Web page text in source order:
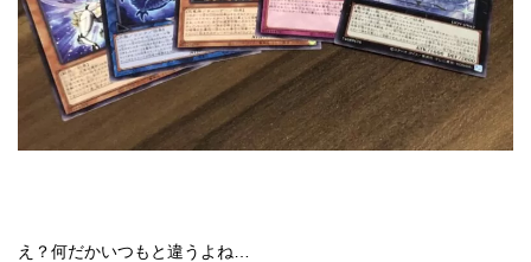
え？何だかいつもと違うよね…